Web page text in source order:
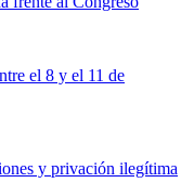
el 8 y el 11 de
y privación ilegítima